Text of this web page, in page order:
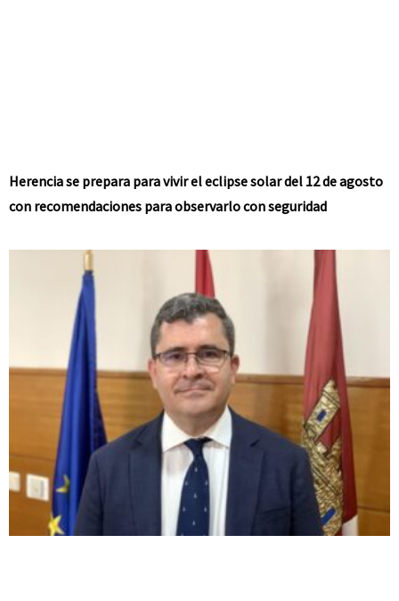
Herencia se prepara para vivir el eclipse solar del 12 de agosto
con recomendaciones para observarlo con seguridad